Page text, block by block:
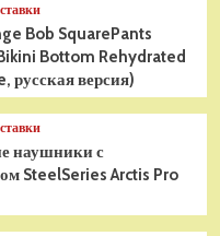
Bob SquarePants
Bottom Rehydrated
русская версия)
наушники с
SteelSeries Arctis Pro